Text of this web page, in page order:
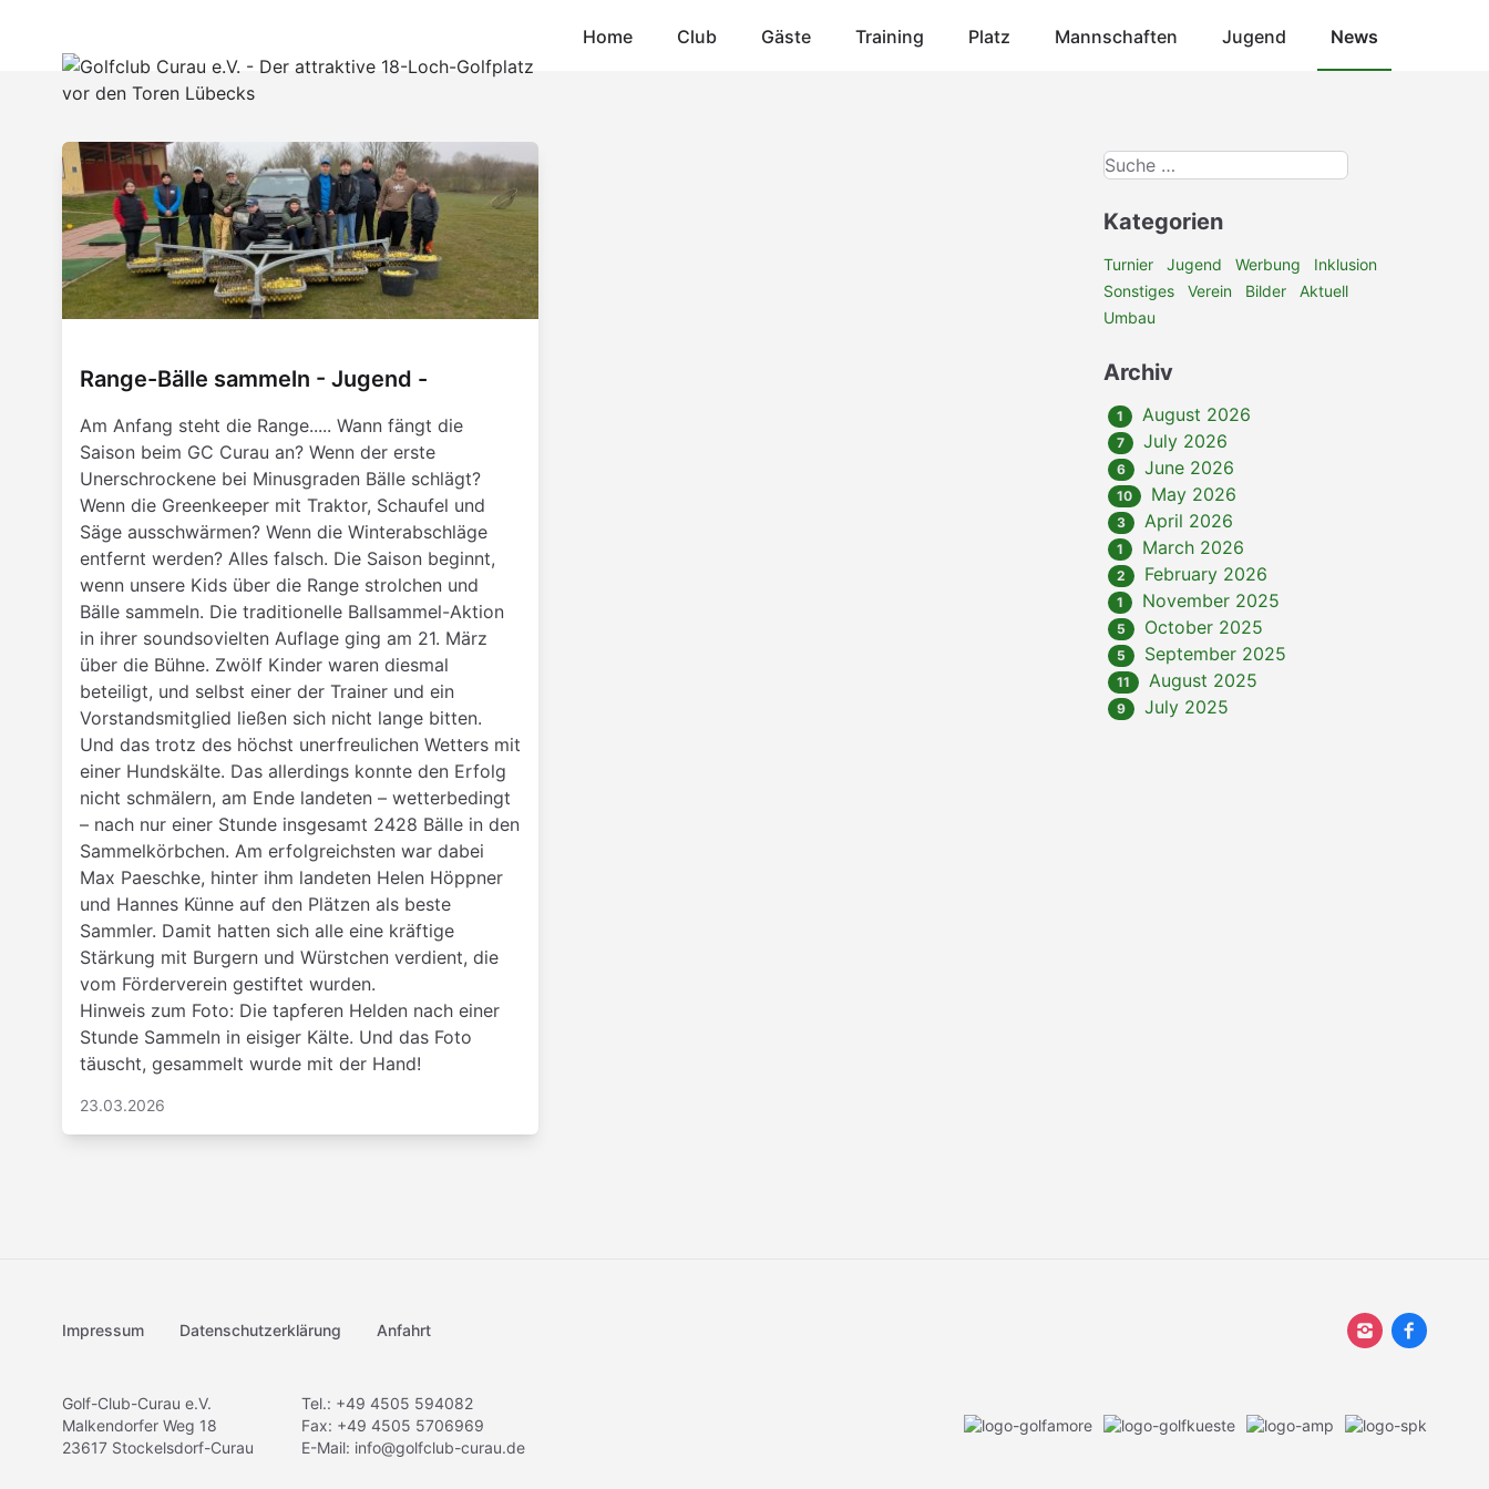
Home Club Gäste Training Platz Mannschaften Jugend News
Range-Bälle sammeln - Jugend -
Am Anfang steht die Range..... Wann fängt die
Saison beim GC Curau an? Wenn der erste
Unerschrockene bei Minusgraden Bälle schlägt?
Wenn die Greenkeeper mit Traktor, Schaufel und
Säge ausschwärmen? Wenn die Winterabschläge
entfernt werden? Alles falsch. Die Saison beginnt,
wenn unsere Kids über die Range strolchen und
Bälle sammeln. Die traditionelle Ballsammel-Aktion
in ihrer soundsovielten Auflage ging am 21. März
über die Bühne. Zwölf Kinder waren diesmal
beteiligt, und selbst einer der Trainer und ein
Vorstandsmitglied ließen sich nicht lange bitten.
Und das trotz des höchst unerfreulichen Wetters mit
einer Hundskälte. Das allerdings konnte den Erfolg
nicht schmälern, am Ende landeten – wetterbedingt
– nach nur einer Stunde insgesamt 2428 Bälle in den
Sammelkörbchen. Am erfolgreichsten war dabei
Max Paeschke, hinter ihm landeten Helen Höppner
und Hannes Künne auf den Plätzen als beste
Sammler. Damit hatten sich alle eine kräftige
Stärkung mit Burgern und Würstchen verdient, die
vom Förderverein gestiftet wurden.
Hinweis zum Foto: Die tapferen Helden nach einer
Stunde Sammeln in eisiger Kälte. Und das Foto
täuscht, gesammelt wurde mit der Hand!
23.03.2026
Kategorien
Turnier Jugend Werbung
Inklusion
Sonstiges
Verein Bilder
Aktuell
Umbau
Archiv
1 August 2026
7 July 2026
6 June 2026
10 May 2026
3 April 2026
1 March 2026
2 February 2026
1 November 2025
5 October 2025
5 September 2025
11 August 2025
9 July 2025
Impressum Datenschutzerklärung Anfahrt
Golf-Club-Curau e.V.
Malkendorfer Weg 18
23617 Stockelsdorf-Curau
Tel.: +49 4505 594082
Fax: +49 4505 5706969
E-Mail: info@golfclub-curau.de